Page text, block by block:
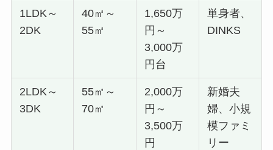
1LDK～
2DK
40㎡～
55㎡
1,650万
円～
3,000万
円台
単身者、
DINKS
2LDK～
3DK
55㎡～
70㎡
2,000万
円～
3,500万
円
新婚夫
婦、小規
模ファミ
リー